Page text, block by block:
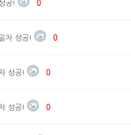
공! 0
차 성공! 0
성공! 0
성공! 0